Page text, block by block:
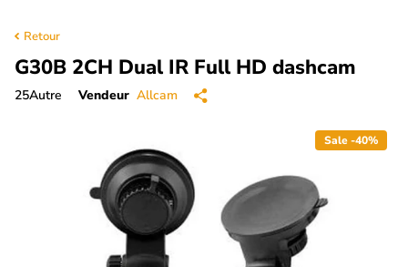
Retour
G30B 2CH Dual IR Full HD dashcam
25Autre Vendeur Allcam
Sale -40%